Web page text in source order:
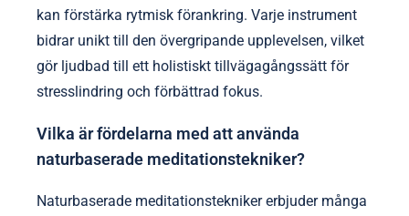
kan förstärka rytmisk förankring. Varje instrument
bidrar unikt till den övergripande upplevelsen, vilket
gör ljudbad till ett holistiskt tillvägagångssätt för
stresslindring och förbättrad fokus.
Vilka är fördelarna med att använda
naturbaserade meditationstekniker?
Naturbaserade meditationstekniker erbjuder många